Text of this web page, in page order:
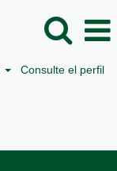
Consulte el perfil